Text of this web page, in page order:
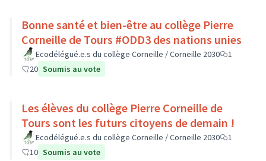
Bonne santé et bien-être au collège Pierre
Corneille de Tours #ODD3 des nations unies
Ecodélégué.e.s du collège Corneille / Corneille 2030
1
20 Soumis au vote
Les élèves du collège Pierre Corneille de
Tours sont les futurs citoyens de demain !
Ecodélégué.e.s du collège Corneille / Corneille 2030
1
10 Soumis au vote